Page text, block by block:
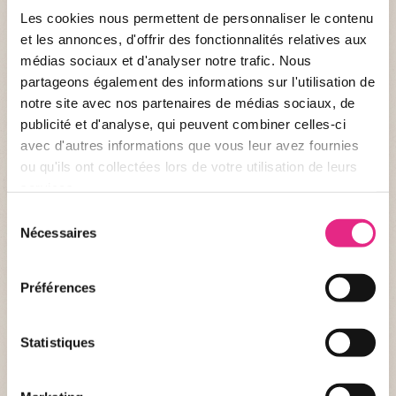
Les cookies nous permettent de personnaliser le contenu
et les annonces, d'offrir des fonctionnalités relatives aux
médias sociaux et d'analyser notre trafic. Nous
partageons également des informations sur l'utilisation de
notre site avec nos partenaires de médias sociaux, de
publicité et d'analyse, qui peuvent combiner celles-ci
avec d'autres informations que vous leur avez fournies
ou qu'ils ont collectées lors de votre utilisation de leurs
Nécessaires
Préférences
Statistiques
ACTUALITÉ DU PARC
Devenir soigneur animalier le temps d'une
journée ? Au PAL c'est possible !
Depuis toujours vous êtes fan d’animaux sauvages ou vous
souhaitez offrir à un proche une activité extraordinaire et
originale ? Découvrez l’activité « Soigneur d’un Jour au PAL »,
seul ou en duo, et entrez dans la peau d’un soigneur.
PUBLIÉ LE 24/02/2026